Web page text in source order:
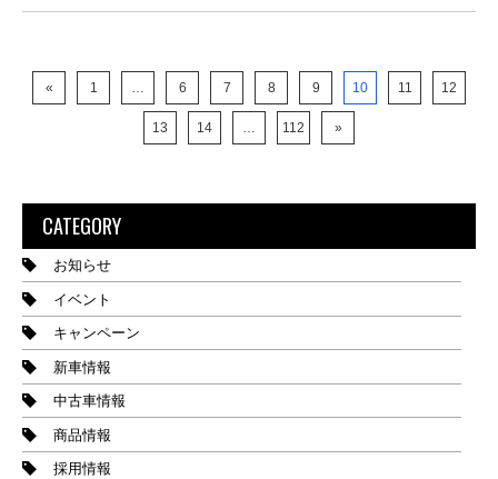
« 1 … 6 7 8 9 10 11 12
13 14 … 112 »
CATEGORY
お知らせ
イベント
キャンペーン
新車情報
中古車情報
商品情報
採用情報